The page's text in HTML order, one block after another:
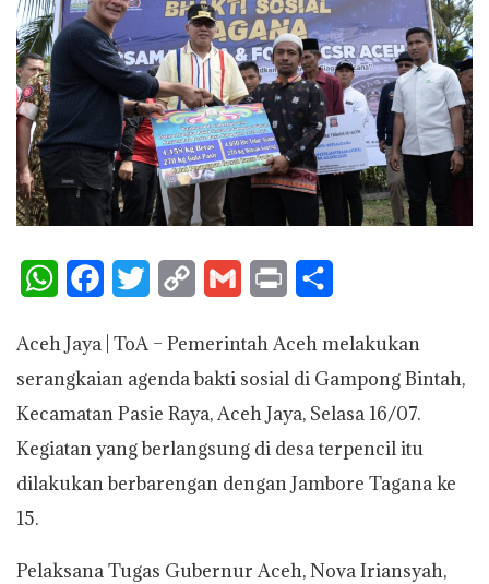
W
a
t
s
c
e
b
t
t
p
y
L
i
n
a
i
l
i
n
t
a
r
e
Aceh Jaya | ToA – Pemerintah Aceh melakukan
serangkaian agenda bakti sosial di Gampong Bintah,
Kecamatan Pasie Raya, Aceh Jaya, Selasa 16/07.
Kegiatan yang berlangsung di desa terpencil itu
dilakukan berbarengan dengan Jambore Tagana ke
15.
Pelaksana Tugas Gubernur Aceh, Nova Iriansyah,